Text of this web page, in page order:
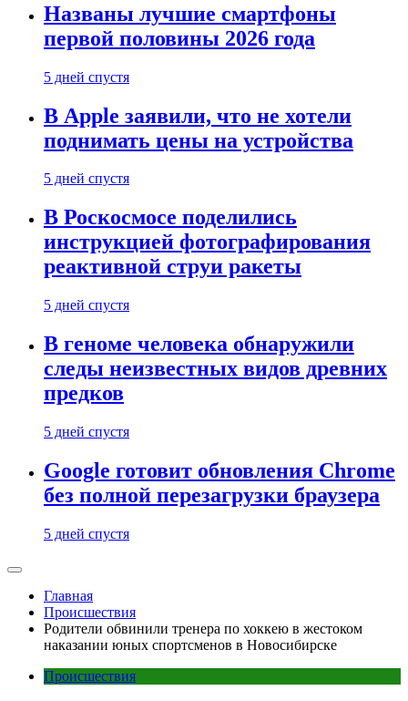
Названы лучшие смартфоны
первой половины 2026 года
5 дней спустя
В Apple заявили, что не хотели
поднимать цены на устройства
5 дней спустя
В Роскосмосе поделились
инструкцией фотографирования
реактивной струи ракеты
5 дней спустя
В геноме человека обнаружили
следы неизвестных видов древних
предков
5 дней спустя
Google готовит обновления Chrome
без полной перезагрузки браузера
5 дней спустя
Главная
Происшествия
Родители обвинили тренера по хоккею в жестоком
наказании юных спортсменов в Новосибирске
Происшествия